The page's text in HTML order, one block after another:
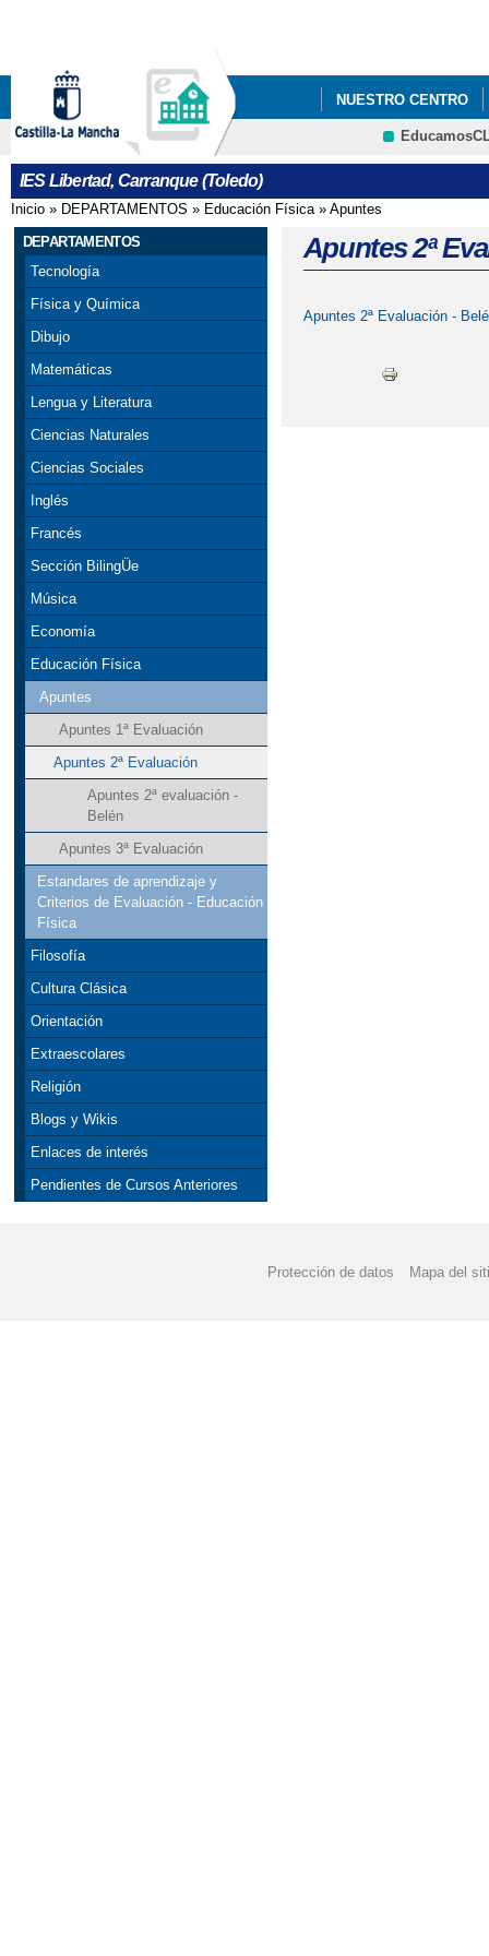
NUESTRO CENTRO
IES Libertad, Carranque (Toledo)
Se encuentra usted aquí
Inicio » DEPARTAMENTOS » Educación Física» Apuntes
DEPARTAMENTOS
Tecnología
Física y Química
Dibujo
Matemáticas
Lengua y Literatura
Ciencias Naturales
Ciencias Sociales
Inglés
Francés
Sección BilingÜe
Música
Economía
Educación Física
Apuntes
Apuntes 1ª Evaluación
Apuntes 2ª Evaluación
Apuntes 2ª evaluación -
Belén
Apuntes 3ª Evaluación
Estandares de aprendizaje y
Criterios de Evaluación - Educación
Física
Filosofía
Cultura Clásica
Orientación
Extraescolares
Religión
Blogs y Wikis
Enlaces de interés
Pendientes de Cursos Anteriores
Apuntes 2ª
Apuntes 2ª Evaluación -
Protección de datos Mapa del